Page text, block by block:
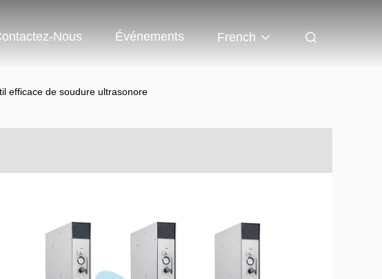
Nous Événements French
efficace de soudure ultrasonore